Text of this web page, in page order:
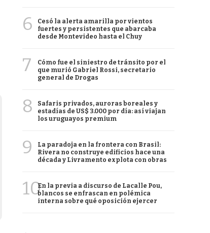
6
Cesó la alerta amarilla por vientos
fuertes y persistentes que abarcaba
desde Montevideo hasta el Chuy
7
Cómo fue el siniestro de tránsito por el
que murió Gabriel Rossi, secretario
general de Drogas
8
Safaris privados, auroras boreales y
estadías de US$ 3.000 por día: así viajan
los uruguayos premium
9
La paradoja en la frontera con Brasil:
Rivera no construye edificios hace una
década y Livramento explota con obras
10En la previa a discurso de Lacalle Pou,
blancos se enfrascan en polémica
interna sobre qué oposición ejercer